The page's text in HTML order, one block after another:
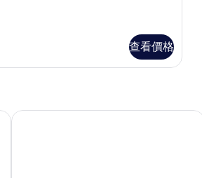
查看價格
下龍灣白斋凱悅嘉軒飯店